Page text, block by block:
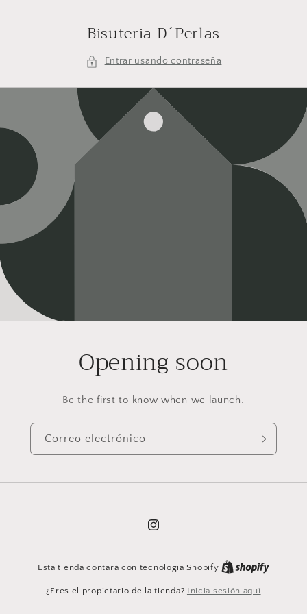
Bisuteria D´Perlas
Entrar usando contraseña
Opening soon
Be the first to know when we launch.
Correo electrónico
Instagram
Esta tienda contará con tecnología Shopify
¿Eres el propietario de la tienda? Inicia sesión aquí